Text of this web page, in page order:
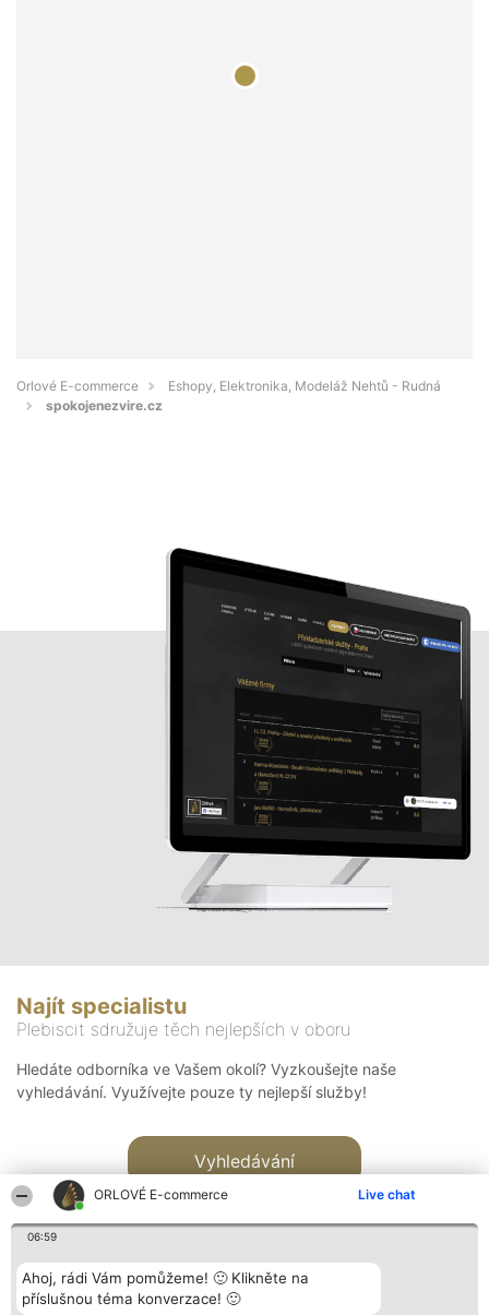
ORLOVÉ E-commerce Live chat
06:59
Ahoj, rádi Vám pomůžeme! 🙂 Klikněte na
příslušnou téma konverzace! 🙂
Orlové E-commerce
Eshopy, Elektronika, Modeláž Nehtů - Rudná
spokojenezvire.cz
Najít specialistu
Plebiscit sdružuje těch nejlepších v oboru
Hledáte odborníka ve Vašem okolí? Vyzkoušejte naše
vyhledávání. Využívejte pouze ty nejlepší služby!
Vyhledávání